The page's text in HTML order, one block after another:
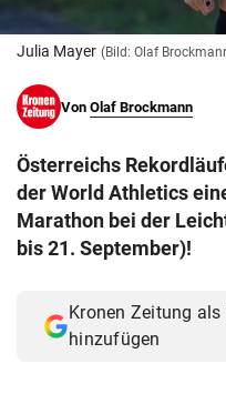
Julia Mayer (Bild: Olaf
Von Olaf Brockmann
Österreichs
der World Athletics
Marathon bei der
bis 21. September)!
Kronen Zeitung als
hinzufügen